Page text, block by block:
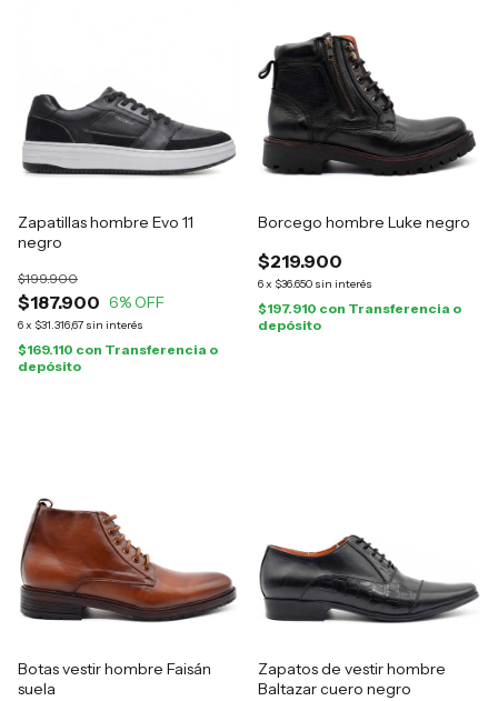
Zapatillas hombre Evo 11
negro
$187.900
$199.900
6% OFF
6x $31.316,67 sin interés
$169.110 con Transferencia o
depósito
Borcego hombre Luke negro
$219.900
6x $36.650 sin interés
$197.910 con Transferencia o
depósito
Botas vestir hombre Faisán
suela
Zapatos de vestir hombre
Baltazar cuero negro